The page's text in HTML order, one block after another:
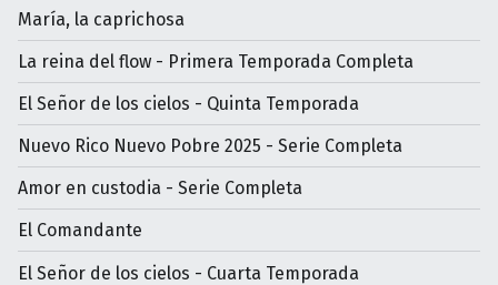
María, la caprichosa
La reina del flow - Primera Temporada Completa
El Señor de los cielos - Quinta Temporada
Nuevo Rico Nuevo Pobre 2025 - Serie Completa
Amor en custodia - Serie Completa
El Comandante
El Señor de los cielos - Cuarta Temporada